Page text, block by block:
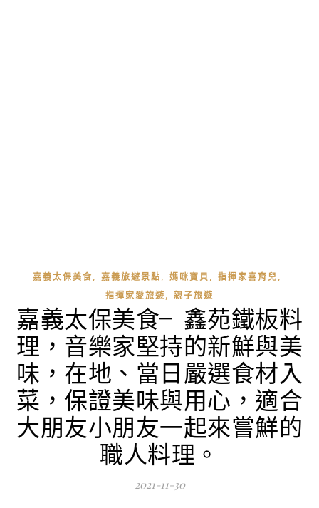
嘉義太保美食, 嘉義旅遊景點, 媽咪寶貝, 指揮家喜育兒,
指揮家愛旅遊, 親子旅遊
嘉義太保美食╴鑫苑鐵板料
理，音樂家堅持的新鮮與美
味，在地、當日嚴選食材入
菜，保證美味與用心，適合
大朋友小朋友一起來嘗鮮的
職人料理。
2021-11-30